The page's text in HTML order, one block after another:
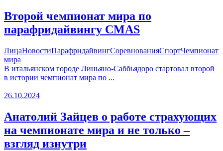
Второй чемпионат мира по
парафридайвингу CMAS
ЛицаНовостиПарафридайвингСоревнованияСпортЧемпионат
мира
В итальянском городе Линьяно-Саббьядоро стартовал второй
в истории чемпионат мира по ...
26.10.2024
Анатолий Зайцев о работе страхующих
на чемпионате мира и не только –
взгляд изнутри